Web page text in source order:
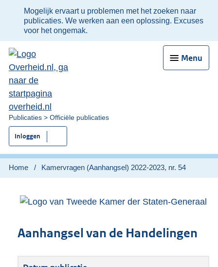
Ter
informatie:
Mogelijk ervaart u problemen met het zoeken naar
publicaties. We werken aan een oplossing. Excuses
voor het ongemak.
Menu
U
bent
nu
hier:
Publicaties Officiële publicaties
Inloggen
Home Kamervragen (Aanhangsel) 2022-2023, nr. 54
Aanhangsel van de Handelingen